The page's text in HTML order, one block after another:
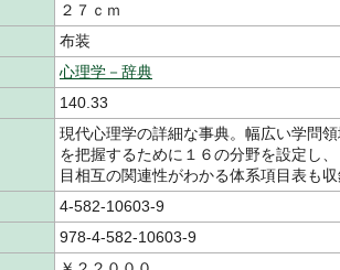
２７ｃｍ
布装
心理学－辞典
140.33
現代心理学の詳細な事典。幅広い学問
を把握するために１６の分野を設定し
目相互の関連性がわかる体系項目表も
4-582-10603-9
978-4-582-10603-9